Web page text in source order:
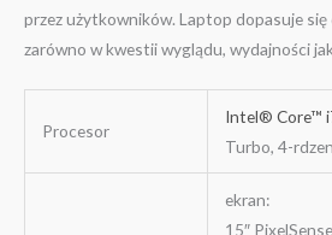
przez użytkowników. Laptop dopasuje
zarówno w kwestii wyglądu, wydajności
Procesor
Intel® Core™
Turbo, 4-
ekran:
15″